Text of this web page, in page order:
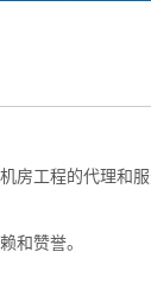
房工程的代理
和赞誉。